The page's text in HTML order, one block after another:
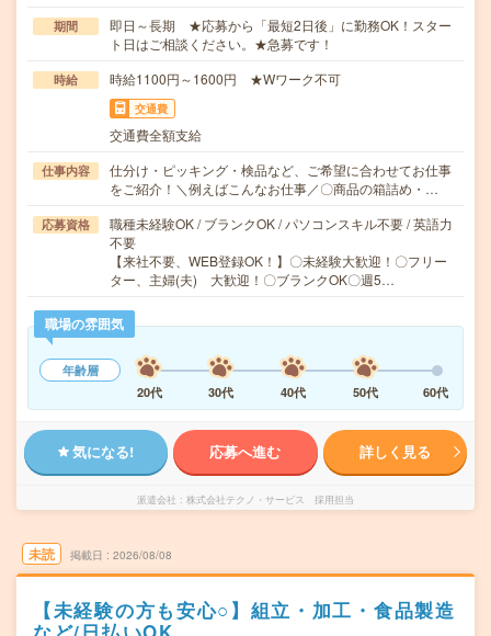
期間
即日～長期 ★応募から「最短2日後」に勤務OK！スター
ト日はご相談ください。★急募です！
時給 時給1100円～1600円 ★Wワーク不可
交通費
交通費全額支給
仕事内容
仕分け・ピッキング・検品など、ご希望に合わせてお仕事
をご紹介！＼例えばこんなお仕事／〇商品の箱詰め・…
応募資格
職種未経験OK / ブランクOK / パソコンスキル不要 / 英語力
不要
【来社不要、WEB登録OK！】〇未経験大歓迎！〇フリー
ター、主婦(夫) 大歓迎！〇ブランクOK〇週5…
職場の雰囲気
年齢層
20代
30代 40代 50代 60代
気になる! 応募へ進む 詳しく見る
派遣会社 株式会社テクノ・サービス 採用担当
未読 掲載日 2026/08/08
【未経験の方も安心○】組立・加工・食品製造